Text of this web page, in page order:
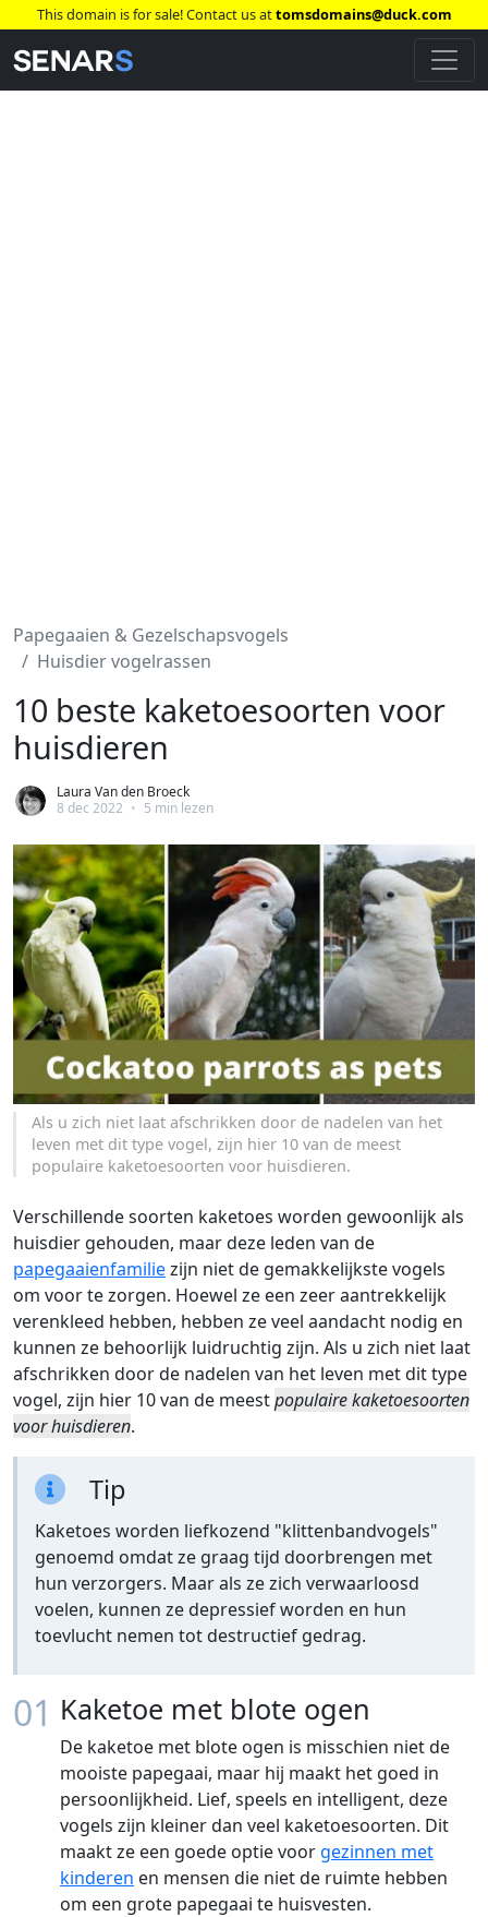
This domain is for sale! Contact us attomsdomains@duck.com
Papegaaien & Gezelschapsvogels
Huisdier vogelrassen
10 beste kaketoesoorten voor
huisdieren
Laura Van den Broeck
8 dec 2022 • 5 min lezen
Als u zich niet laat afschrikken door de nadelen van het
leven met dit type vogel, zijn hier 10 van de meest
populaire kaketoesoorten voor huisdieren.
Verschillende soorten kaketoes worden gewoonlijk als
huisdier gehouden, maar deze leden van de
papegaaienfamiliezijn niet de gemakkelijkste vogels
om voor te zorgen. Hoewel ze een zeer aantrekkelijk
verenkleed hebben, hebben ze veel aandacht nodig en
kunnen ze behoorlijk luidruchtig zijn. Als u zich niet laat
afschrikken door de nadelen van het leven met dit type
vogel, zijn hier 10 van de meestpopulaire kaketoesoorten
voor huisdieren.
Tip
Kaketoes worden liefkozend "klittenbandvogels"
genoemd omdat ze graag tijd doorbrengen met
hun verzorgers. Maar als ze zich verwaarloosd
voelen, kunnen ze depressief worden en hun
toevlucht nemen tot destructief gedrag.
01 Kaketoe met blote ogen
De kaketoe met blote ogen is misschien niet de
mooiste papegaai, maar hij maakt het goed in
persoonlijkheid. Lief, speels en intelligent, deze
vogels zijn kleiner dan veel kaketoesoorten. Dit
maakt ze een goede optie voor gezinnen met
kinderen en mensen die niet de ruimte hebben
om een grote papegaai te huisvesten.